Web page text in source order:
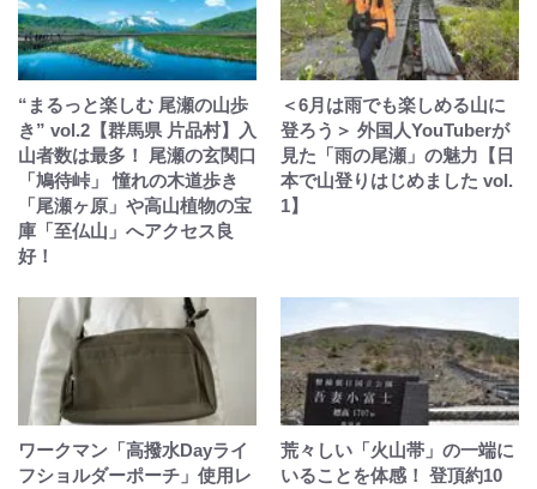
“まるっと楽しむ 尾瀬の山歩
き” vol.2【群馬県 片品村】入
山者数は最多！ 尾瀬の玄関口
「鳩待峠」 憧れの木道歩き
「尾瀬ヶ原」や高山植物の宝
庫「至仏山」へアクセス良
好！
＜6月は雨でも楽しめる山に
登ろう＞ 外国人YouTuberが
見た「雨の尾瀬」の魅力【日
本で山登りはじめました vol.
1】
ワークマン「高撥水Dayライ
フショルダーポーチ」使用レ
荒々しい「火山帯」の一端に
いることを体感！ 登頂約10